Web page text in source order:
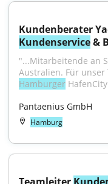
Kundenservice &
"...Mitarbeitende an
Hamburger
Pantaenius GmbH
Hamburg